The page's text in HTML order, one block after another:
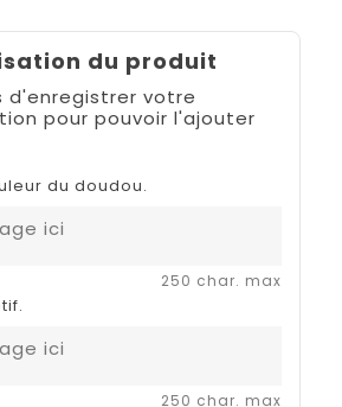
du produit
d'enregistrer votre
pour pouvoir l'ajouter
du doudou.
250 char. max
250 char. max